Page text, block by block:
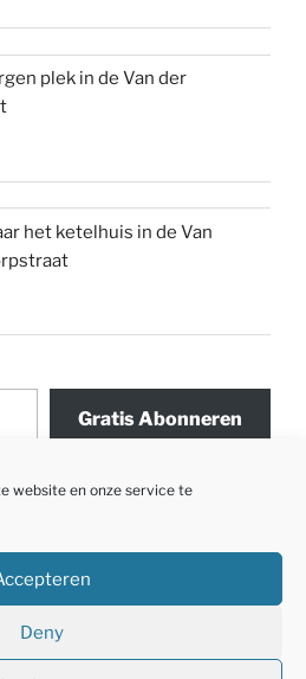
website en onze service te
Deny
plek in de Van der
het ketelhuis in de Van
Gratis Abonneren